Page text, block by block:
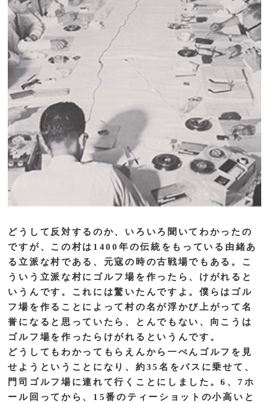
どうして反対するのか、いろいろ聞いてわかったの
ですが、この村は1400年の伝統をもっている由緒あ
る立派な村である、元寇の時の古戦場でもある。こ
ういう立派な村にゴルフ場を作ったら、けがれると
いうんです。これには驚いたんですよ。僕らはゴル
フ場を作ることによって村の名が浮かび上がって名
誉になると思っていたら、とんでもない、向こうは
ゴルフ場を作ったらけがれるというんです。
どうしてもわかってもらえんから一ぺんゴルフを見
せようということになり、約35名をバスに乗せて、
門司ゴルフ場に連れて行くことにしました。6、7ホ
ール回ってから、15番のティーショットの小高いと